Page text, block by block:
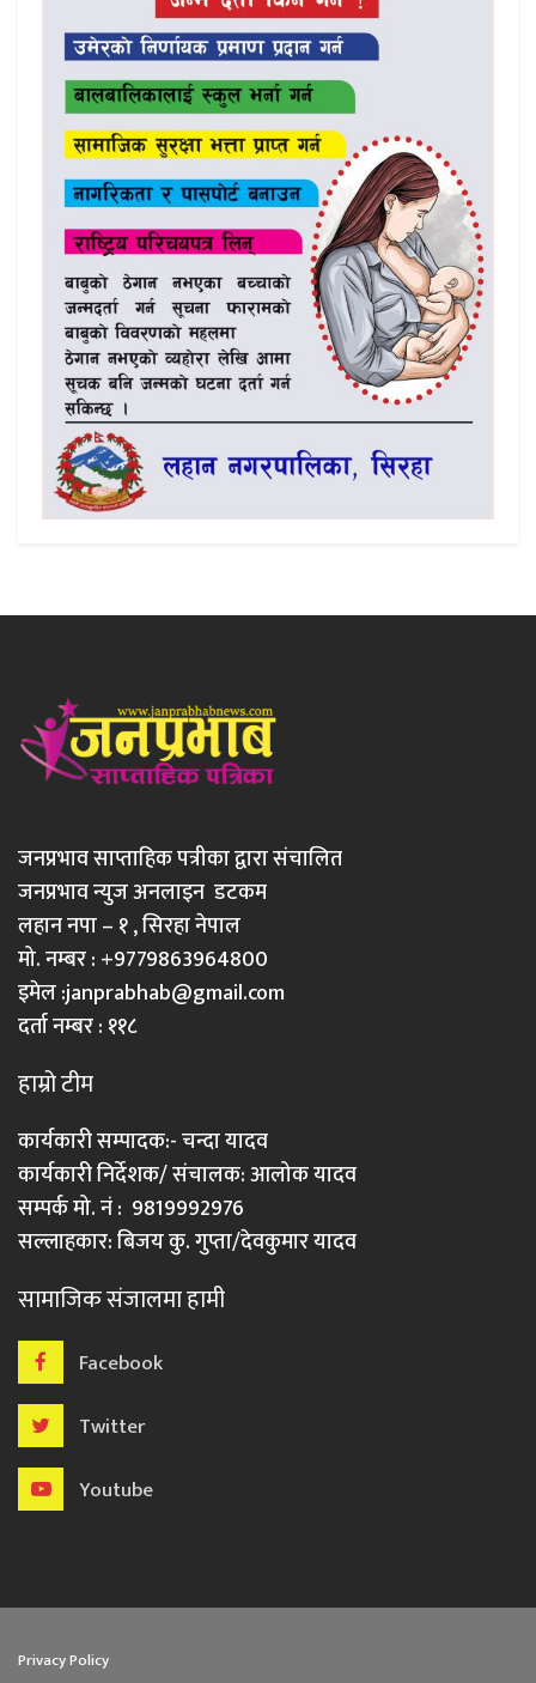
जनप्रभाव साप्ताहिक पत्रीका द्वारा संचालित
जनप्रभाव न्युज अनलाइन डटकम
लहान नपा – १ , सिरहा नेपाल
मो. नम्बर : +9779863964800
इमेल :janprabhab@gmail.com
दर्ता नम्बर : ११८
हाम्रो टीम
कार्यकारी सम्पादक:- चन्दा यादव
कार्यकारी निर्देशक/ संचालक: आलोक यादव
सम्पर्क मो. नं : 9819992976
सल्लाहकार: बिजय कु. गुप्ता/देवकुमार यादव
सामाजिक संजालमा हामी
Facebook
Twitter
Youtube
Privacy Policy